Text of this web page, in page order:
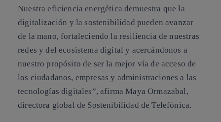
Nuestra eficiencia energética demuestra que la
digitalización y la sostenibilidad pueden avanzar
de la mano, fortaleciendo la resiliencia de nuestras
redes y del ecosistema digital y acercándonos a
nuestro propósito de ser la mejor vía de acceso de
los ciudadanos, empresas y administraciones a las
tecnologías digitales”, afirma Maya Ormazabal,
directora global de Sostenibilidad de Telefónica.